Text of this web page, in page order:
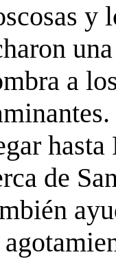
y
a
hasta
de